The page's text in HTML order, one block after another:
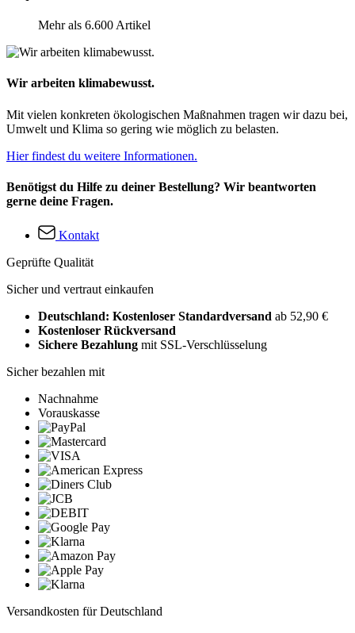
Mehr als 6.600 Artikel
Wir arbeiten klimabewusst.
Mit vielen konkreten ökologischen Maßnahmen tragen wir dazu bei,
Umwelt und Klima so gering wie möglich zu belasten.
Hier findest du weitere Informationen.
Benötigst du Hilfe zu deiner Bestellung? Wir beantworten
gerne deine Fragen.
Kontakt
Geprüfte Qualität
Sicher und vertraut einkaufen
Deutschland: Kostenloser Standardversand ab 52,90 €
Kostenloser Rückversand
Sichere Bezahlung mit SSL-Verschlüsselung
Sicher bezahlen mit
Nachnahme
Vorauskasse
Versandkosten für Deutschland